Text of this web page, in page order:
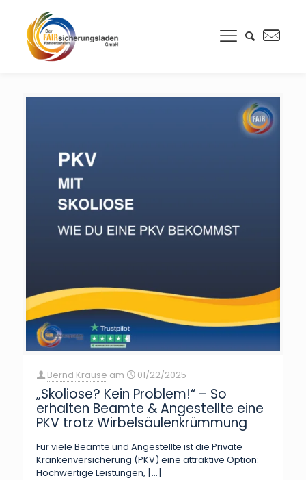
Bernd Krause am 01/22/2025
„Skoliose? Kein Problem!“ – So
erhalten Beamte & Angestellte eine
PKV trotz Wirbelsäulenkrümmung
Für viele Beamte und Angestellte ist die Private
Krankenversicherung (PKV) eine attraktive Option:
Hochwertige Leistungen, […]